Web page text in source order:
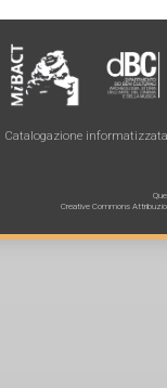
Catalogazione
Creative Commons